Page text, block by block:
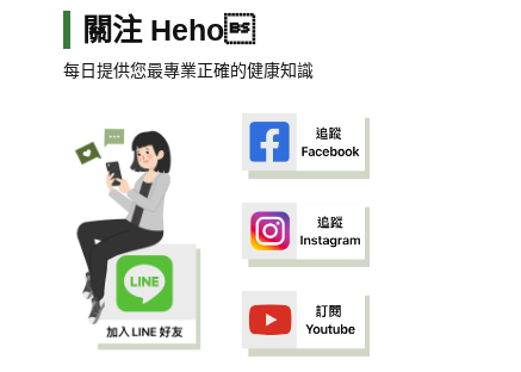
關注 Heho
每日提供您最專業正確的健康知識